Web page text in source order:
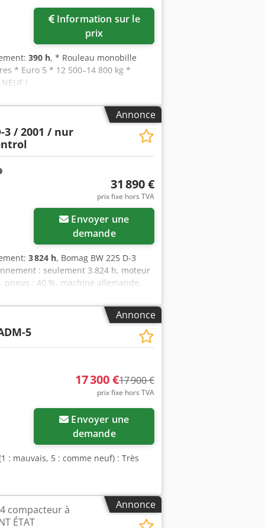
Information sur le
prix
390 h, * Rouleau monobille
* Euro 5 * 12 500–14 800 kg *
!
Annonce
3 / 2001 / nur
31 890 €
prix fixe hors TVA
demande
3 824 h, Bomag BW 225 D-3
: seulement 3.824 h, moteur
: 40 %, machine allemande,
nous pouvons vous proposer
disposition pour tout
sur notre site Internet. Sous réserve
= Pour plus de
Annonce
5
17 300 €17 900 €
prix fixe hors TVA
demande
: mauvais, 5 : comme neuf) : Très
Annonce
compacteur à
ÉTAT